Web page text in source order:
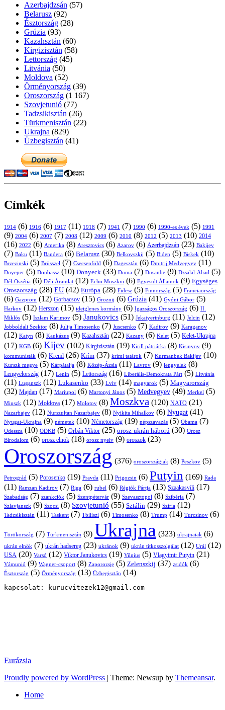
Azerbajdzsán (57)
Belarusz (92)
Észtország (28)
Grúzia (93)
Kazahsztán (60)
Kirgizisztán (58)
Lettország (45)
Litvánia (50)
Moldova (52)
Örményország (39)
Oroszország (1 167)
Szovjetunió (77)
Tadzsikisztán (26)
Türkmenisztán (22)
Ukrajna (829)
Üzbegisztán (41)
Címkék
1914 (6) 1916 (6) 1917 (11) 1918 (7) 1941 (7) 1990 (6) 1990-es évek (5) 1991
(9) 2004 (6) 2007 (7) 2008 (12) 2009 (6) 2010 (8) 2012 (5) 2013 (10) 2014
(16) 2022 (6) Amerika (8) Aresztovics (6) Azarov (6) Azerbajdzsán (23) Bakijev
(7) Baku (11) Bandera (6) Belarusz (30) Belkovszkij (5) Biden (5) Biskek (10)
Brzezinski (5) Brüsszel (7) Csecsenföld (6) Dagesztán (6) Dmitrij Medvegyev (11)
Dnyeper (5) Donbassz (10) Donyeck (33) Duma (7) Dusanbe (9) Dzsalal-Abad (5)
Dél-Oszétia (6) Déli Áramlat (12) Echo Moszkvi (6) Egyesült Államok (9) Egységes
Oroszország (28) EU (42) Európa (28) Fidesz (5) Finnország (5) Franciaország
(6) Gazprom (12) Gorbacsov (15) Groznij (6) Grúzia (41) Gyóni Gábor (5)
Harkov (12) Herszon (15) ideiglenes kormány (6) Igazságos Oroszország (6) II.
Miklós (5) Iszlam Karimov (5) Janukovics (51) Jekatyerinburg (11) Jelcin (12)
Jobboldali Szektor (8) Julija Timosenko (7) Juscsenko (7) Kadirov (9) Karaganov
(12) Katyn (8) Kaukázus (9) Kazahsztán (22) Kazany (6) Kelet (5) Kelet-Ukrajna
(17) KGB (6) Kijev (102) Kirgizisztán (19) Kirill pátriárka (8) Kisinyov (9)
kommunisták (6) Kreml (26) Krím (37) krími tatárok (7) Kurmanbek Bakijev (10)
Kurszk megye (5) Kárpátalja (8) Közép-Ázsia (11) Lavrov (9) lengyelek (8)
Lengyelország (17) Lenin (5) Lettország (16) Liberális-Demokrata Párt (5) Litvánia
(11) Luganszk (12) Lukasenko (33) Lviv (14) magyarok (5) Magyarország
(32) Majdan (17) Mariupol (6) Martonyi János (5) Medvegyev (49) Merkel (5)
Minszk (12) Moldova (17) Molotov (8) Moszkva (120) NATO (21)
Nazarbajev (12) Nurszultan Nazarbajev (8) Nyikita Mihalkov (6) Nyugat (41)
Nyugat-Ukrajna (9) németek (10) Németország (19) népszavazás (5) Obama (7)
Odessza (10) ODKB (5) Orbán Viktor (25) orosz-ukrán háború (30) Orosz
Birodalom (6) orosz elnök (18) orosz nyelv (9) oroszok (23)
Oroszország (376) oroszországiak (8) Peszkov (5)
Petrográd (5) Porosenko (19) Pravda (11) Prigozsin (6) Putyin (169) Rada
(11) Ramzan Kadirov (7) Riga (6) rubel (6) Régiók Pártja (13) Szaakasvili (17)
Szabadság (7) szankciók (5) Szentpétervár (9) Szevasztopol (8) Szibéria (7)
Szlavjanszk (9) Szocsi (8) Szovjetunió (55) Sztálin (29) Szíria (12)
Tadzsikisztán (11) Taskent (7) Tbiliszi (6) Timosenko (8) Trump (14) Turcsinov (6)
Törökország (7) Türkmenisztán (9) Ukrajna (323) ukrajnaiak (6)
ukrán elnök (7) ukrán hadsereg (23) ukránok (9) ukrán titkosszolgálat (12) Urál (12)
USA (20) Varsó (12) Viktor Janukovics (19) Vilnius (5) Vlagyimir Putyin (21)
Vámunió (9) Wagner-csoport (8) Zaporozsje (5) Zelenszkij (37) zsidók (6)
Észtország (5) Örményország (13) Üzbegisztán (14)
kapcsolat: kurucvitezek12@gmail.com
Eurázsia
Proudly powered by WordPress | Theme: Newsup by Themeansar.
Home